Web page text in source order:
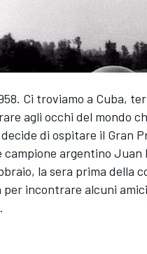
Ci troviamo a Cuba,
agli occhi del mondo
di ospitare il Gran
campione argentino Juan
la sera prima della
per incontrare alcuni